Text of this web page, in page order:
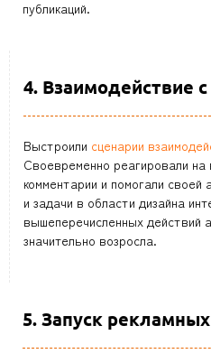
публикаций.
4. Взаимодействие
Выстроили сценарии
Своевременно реагировали
комментарии и помогали
и задачи в области дизайна
вышеперечисленных действий
значительно возросла.
5. Запуск